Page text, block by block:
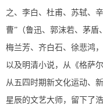
之、李白、杜甫、苏轼、
曹”（鲁迅、郭沫若、茅盾
梅兰芳、齐白石、徐悲鸿
以及明清小说，从《格萨
从五四时期新文化运动、
星辰的文艺大师，留下了